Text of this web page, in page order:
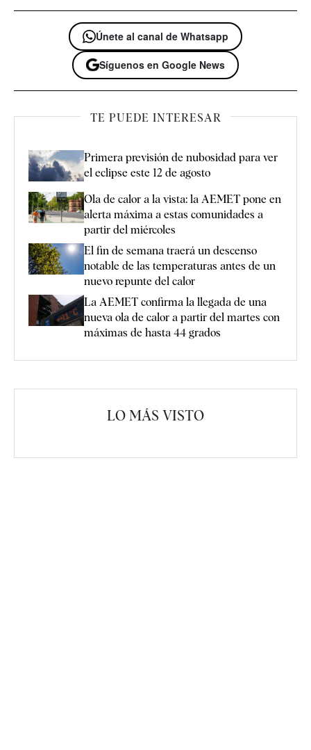
Únete al canal de Whatsapp
Síguenos en Google News
TE PUEDE INTERESAR
Primera previsión de nubosidad para ver
el eclipse este 12 de agosto
Ola de calor a la vista: la AEMET pone en
alerta máxima a estas comunidades a
partir del miércoles
El fin de semana traerá un descenso
notable de las temperaturas antes de un
nuevo repunte del calor
La AEMET confirma la llegada de una
nueva ola de calor a partir del martes con
máximas de hasta 44 grados
LO MÁS VISTO